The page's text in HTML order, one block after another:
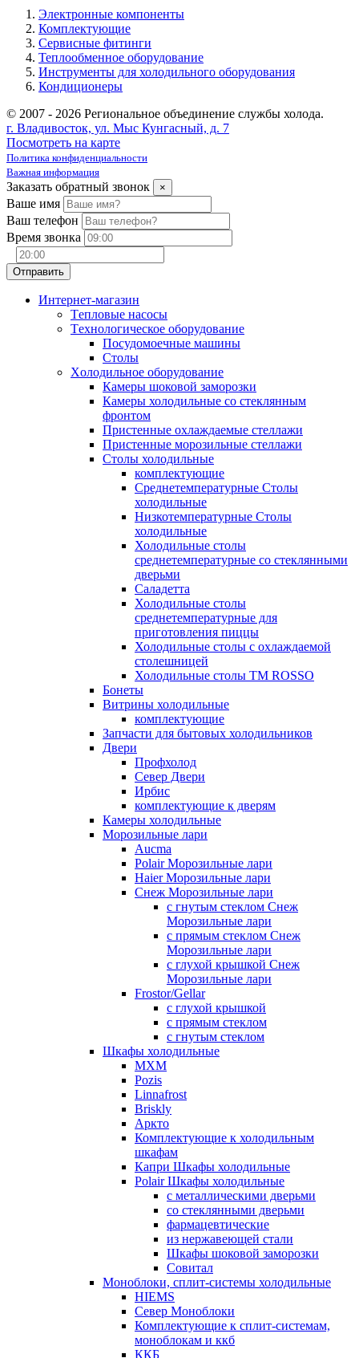
Электронные компоненты
Комплектующие
Сервисные фитинги
Теплообменное оборудование
Инструменты для холодильного оборудования
Кондиционеры
© 2007 - 2026 Региональное объединение службы холода.
г. Владивосток, ул. Мыс Кунгасный, д. 7
Посмотреть на карте
Политика конфиденциальности
Важная информация
Заказать обратный звонок ×
Ваше имя
Ваш телефон
Время звонка
Интернет-магазин
Tепловые насосы
Tехнологическое оборудование
Посудомоечные машины
Столы
Xолодильное оборудование
Камеры шоковой заморозки
Камеры холодильные со стеклянным
фронтом
Пристенные охлаждаемые стеллажи
Пристенные морозильные стеллажи
Столы холодильные
комплектующие
Среднетемпературные Столы
холодильные
Низкотемпературные Столы
холодильные
Холодильные столы
среднетемпературные со стеклянными
дверьми
Саладетта
Холодильные столы
среднетемпературные для
приготовления пиццы
Холодильные столы с охлаждаемой
столешницей
Холодильные столы ТМ ROSSO
Бонеты
Витрины холодильные
комплектующие
Запчасти для бытовых холодильников
Двери
Профхолод
Север Двери
Ирбис
комплектующие к дверям
Камеры холодильные
Морозильные лари
Aucma
Polair Морозильные лари
Haier Морозильные лари
Снеж Морозильные лари
с гнутым стеклом Снеж
Морозильные лари
с прямым стеклом Снеж
Морозильные лари
с глухой крышкой Снеж
Морозильные лари
Frostor/Gellar
с глухой крышкой
с прямым стеклом
с гнутым стеклом
Шкафы холодильные
МХМ
Pozis
Linnafrost
Briskly
Аркто
Комплектующие к холодильным
шкафам
Капри Шкафы холодильные
Polair Шкафы холодильные
с металлическими дверьми
со стеклянными дверьми
фармацевтические
из нержавеющей стали
Шкафы шоковой заморозки
Совитал
Моноблоки, сплит-системы холодильные
HIEMS
Север Моноблоки
Комплектующие к сплит-системам,
моноблокам и ккб
ККБ